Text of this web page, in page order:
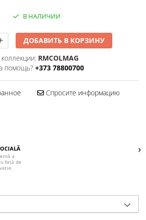
В НАЛИЧИИ
ДОБАВИТЬ В КОРЗИНУ
RMCOLMAG
помощь? +373 78800700
Спросите информацию
a
față de